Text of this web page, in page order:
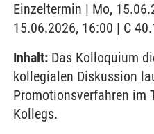
Einzeltermin | Mo,
15.06.2026, 16:00 | C
Inhalt: Das Kolloquium
kollegialen Diskussion
Promotionsverfahren im
Kollegs.